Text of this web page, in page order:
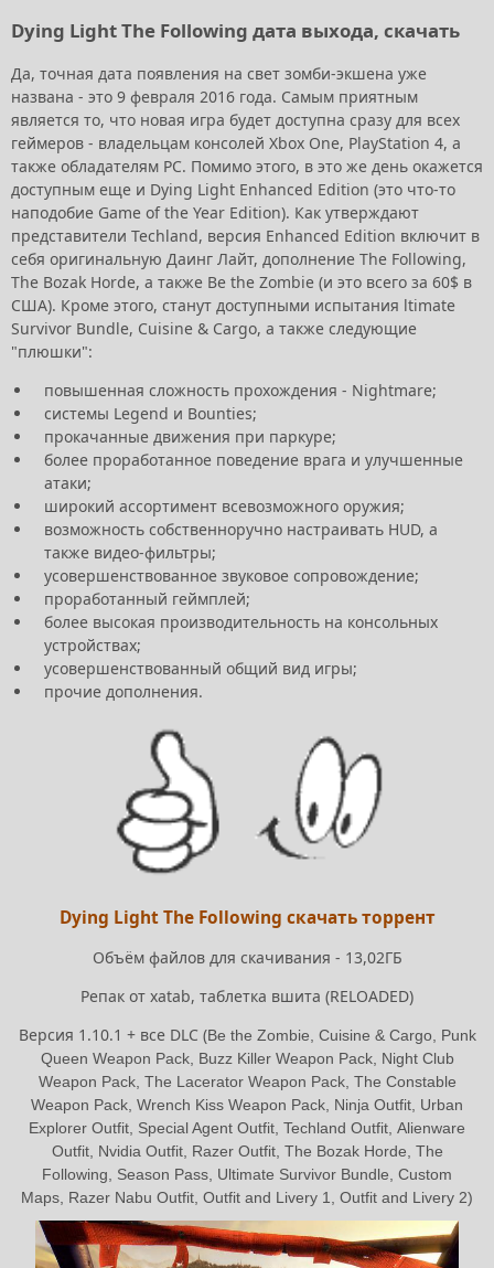
Dying Light The Following дата выхода, скачать
Да, точная дата появления на свет зомби-экшена уже
названа - это 9 февраля 2016 года. Самым приятным
является то, что новая игра будет доступна сразу для всех
геймеров - владельцам консолей Xbox One, PlayStation 4, а
также обладателям PC. Помимо этого, в это же день окажется
доступным еще и Dying Light Enhanced Edition (это что-то
наподобие Game of the Year Edition). Как утверждают
представители Techland, версия Enhanced Edition включит в
себя оригинальную Даинг Лайт, дополнение The Following,
The Bozak Horde, а также Be the Zombie (и это всего за 60$ в
США). Кроме этого, станут доступными испытания ltimate
Survivor Bundle, Cuisine & Cargo, а также следующие
"плюшки":
повышенная сложность прохождения - Nightmare;
системы Legend и Bounties;
прокачанные движения при паркуре;
более проработанное поведение врага и улучшенные
атаки;
широкий ассортимент всевозможного оружия;
возможность собственноручно настраивать HUD, а
также видео-фильтры;
усовершенствованное звуковое сопровождение;
проработанный геймплей;
более высокая производительность на консольных
устройствах;
усовершенствованный общий вид игры;
прочие дополнения.
Dying Light The Following скачать торрент
Объём файлов для скачивания - 13,02ГБ
Репак от xatab, таблетка вшита (RELOADED)
Версия 1.10.1 + все DLC (Be the Zombie, Cuisine & Cargo, Punk
Queen Weapon Pack, Buzz Killer Weapon Pack, Night Club
Weapon Pack, The Lacerator Weapon Pack, The Constable
Weapon Pack, Wrench Kiss Weapon Pack, Ninja Outfit, Urban
Explorer Outfit, Special Agent Outfit, Techland Outfit, Alienware
Outfit, Nvidia Outfit, Razer Outfit, The Bozak Horde, The
Following, Season Pass, Ultimate Survivor Bundle, Custom
Maps, Razer Nabu Outfit, Outfit and Livery 1, Outfit and Livery 2)